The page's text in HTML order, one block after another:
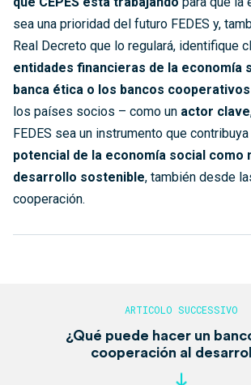
sea una prioridad del futuro FEDES y,
Real Decreto que lo regulará, identifique
entidades financieras de la economía
banca ética o los bancos cooperativos
los países socios – como un actor clave
FEDES sea un instrumento que contribuya
potencial de la economía social como
desarrollo sostenible, también desde
cooperación.
¿Qué puede hacer un
cooperación al